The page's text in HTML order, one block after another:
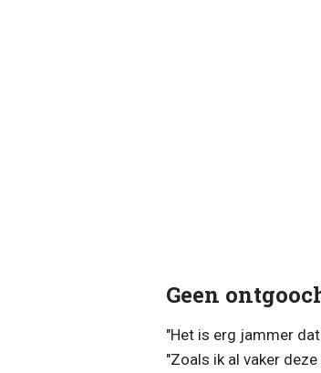
Geen
"Het is erg jammer
"Zoals ik al vaker